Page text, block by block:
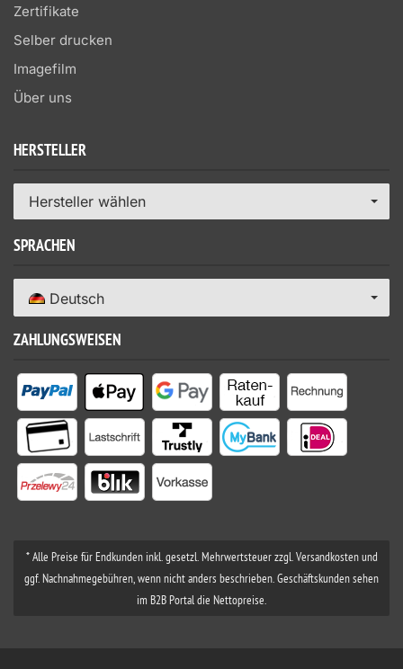
Zertifikate
Selber drucken
Imagefilm
Über uns
HERSTELLER
Hersteller wählen
SPRACHEN
Deutsch
ZAHLUNGSWEISEN
* Alle Preise für Endkunden inkl. gesetzl. Mehrwertsteuer zzgl. Versandkosten und
ggf. Nachnahmegebühren, wenn nicht anders beschrieben. Geschäftskunden sehen
im B2B Portal die Nettopreise.